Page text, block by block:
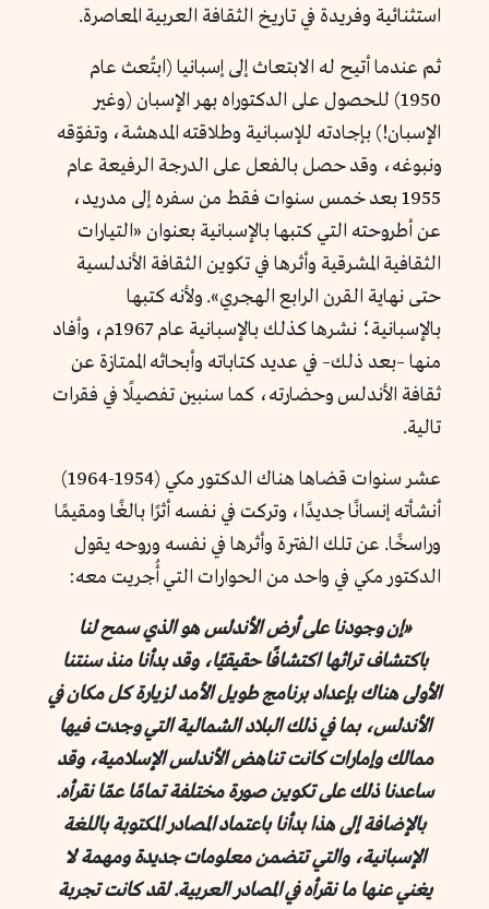
استثنائية وفريدة في تاريخ الثقافة العربية المعاصرة.
ثم عندما أتيح له الابتعاث إلى إسبانيا (ابتُعث عام
1950) للحصول على الدكتوراه بهر الإسبان (وغير
الإسبان!) بإجادته للإسبانية وطلاقته المدهشة، وتفوّقه
ونبوغه، وقد حصل بالفعل على الدرجة الرفيعة عام
1955 بعد خمس سنوات فقط من سفره إلى مدريد،
عن أطروحته التي كتبها بالإسبانية بعنوان «التيارات
الثقافية المشرقية وأثرها في تكوين الثقافة الأندلسية
حتى نهاية القرن الرابع الهجري». ولأنه كتبها
بالإسبانية؛ نشرها كذلك بالإسبانية عام 1967م، وأفاد
منها –بعد ذلك– في عديد كتاباته وأبحاثه الممتازة عن
ثقافة الأندلس وحضارته، كما سنبين تفصيلًا في فقرات
تالية.
عشر سنوات قضاها هناك الدكتور مكي (1954-1964)
أنشأته إنسانًا جديدًا، وتركت في نفسه أثرًا بالغًا ومقيمًا
وراسخًا. عن تلك الفترة وأثرها في نفسه وروحه يقول
الدكتور مكي في واحد من الحوارات التي أُجريت معه:
«إن وجودنا على أرض الأندلس هو الذي سمح لنا
باكتشاف تراثها اكتشافًا حقيقيًا، وقد بدأنا منذ سنتنا
الأولى هناك بإعداد برنامج طويل الأمد لزيارة كل مكان في
الأندلس، بما في ذلك البلاد الشمالية التي وجدت فيها
ممالك وإمارات كانت تناهض الأندلس الإسلامية، وقد
ساعدنا ذلك على تكوين صورة مختلفة تمامًا عمّا نقرأه.
بالإضافة إلى هذا بدأنا باعتماد المصادر المكتوبة باللغة
الإسبانية، والتي تتضمن معلومات جديدة ومهمة لا
يغني عنها ما نقرأه في المصادر العربية. لقد كانت تجربة